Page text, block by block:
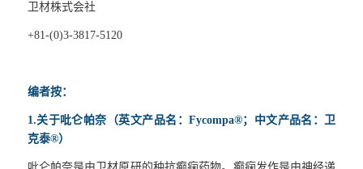
卫材株式会社
+81-(0)3-3817-5120
编者按：
1.关于吡仑帕奈（英文产品名：Fycompa®；中文产品名：卫
克泰®）